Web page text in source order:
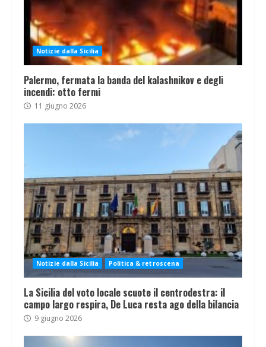
Notizie dalla Sicilia
Palermo, fermata la banda del kalashnikov e degli
incendi: otto fermi
11 giugno 2026
Notizie dalla Sicilia Politica & retroscena
La Sicilia del voto locale scuote il centrodestra: il
campo largo respira, De Luca resta ago della bilancia
9 giugno 2026